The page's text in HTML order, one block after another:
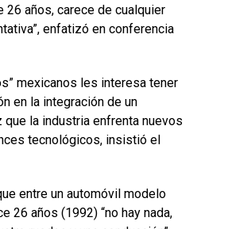
26 años, carece de cualquier
enfatizó en conferencia
mexicanos les interesa tener
en la integración de un
que la industria enfrenta nuevos
tecnológicos, insistió el
entre un automóvil modelo
26 años (1992) “no hay nada,